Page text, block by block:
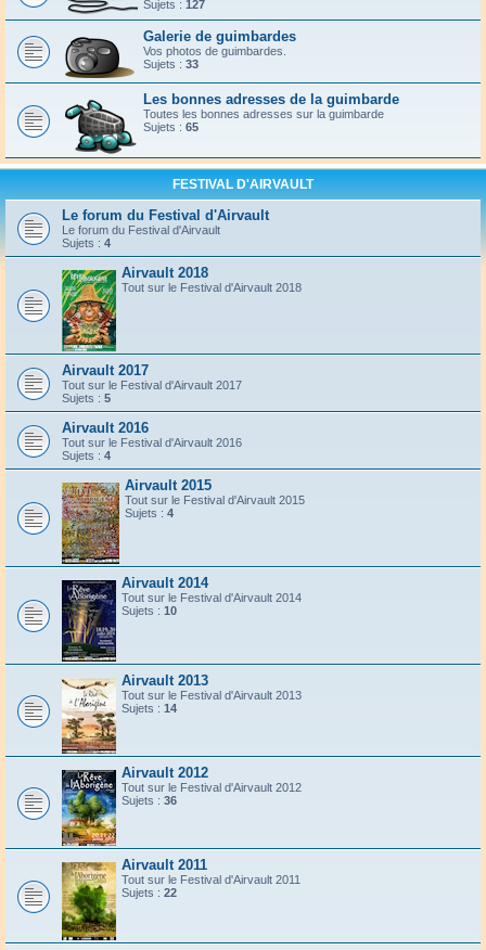
Sujets : 127
Galerie de guimbardes
Vos photos de guimbardes.
Sujets : 33
Les bonnes adresses de la guimbarde
Toutes les bonnes adresses sur la guimbarde
Sujets : 65
FESTIVAL D'AIRVAULT
Le forum du Festival d'Airvault
Le forum du Festival d'Airvault
Sujets : 4
Airvault 2018
Tout sur le Festival d'Airvault 2018
Airvault 2017
Tout sur le Festival d'Airvault 2017
Sujets : 5
Airvault 2016
Tout sur le Festival d'Airvault 2016
Sujets : 4
Airvault 2015
Tout sur le Festival d'Airvault 2015
Sujets : 4
Airvault 2014
Tout sur le Festival d'Airvault 2014
Sujets : 10
Airvault 2013
Tout sur le Festival d'Airvault 2013
Sujets : 14
Airvault 2012
Tout sur le Festival d'Airvault 2012
Sujets : 36
Airvault 2011
Tout sur le Festival d'Airvault 2011
Sujets : 22